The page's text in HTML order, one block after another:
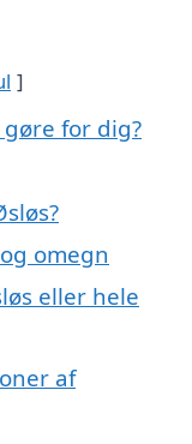
for dig?
omegn
eller hele
af